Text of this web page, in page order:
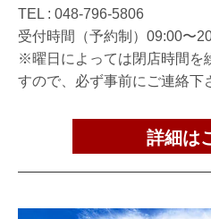
TEL : 048-796-5806
受付時間（予約制）09:00〜
※曜日によっては閉店時間を
すので、必ず事前にご連絡下
詳細は